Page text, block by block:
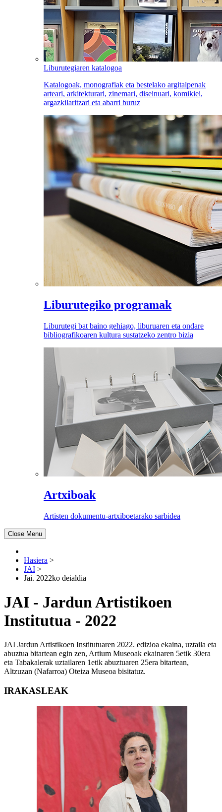
Liburutegiaren katalogoa
Katalogoak, monografiak eta bestelako argitalpenak
arteari, arkitekturari, zinemari, diseinuari, komikiei,
argazkilaritzari eta abarri buruz
Liburutegiko programak
Liburutegi bat baino gehiago, liburuaren eta ondare
bibliografikoaren kultura sustatzeko zentro bizia
Artxiboak
Artisten dokumentu-artxiboetarako sarbidea
Close Menu
Hasiera >
JAI >
Jai. 2022ko deialdia
JAI - Jardun Artistikoen
Institutua - 2022
JAI Jardun Artistikoen Institutuaren 2022. edizioa ekaina, uztaila eta
abuztua bitartean egin zen, Artium Museoak ekainaren 5etik 30era
eta Tabakalerak uztailaren 1etik abuztuaren 25era bitartean,
Altzuzan (Nafarroa) Oteiza Museoa bisitatuz.
IRAKASLEAK